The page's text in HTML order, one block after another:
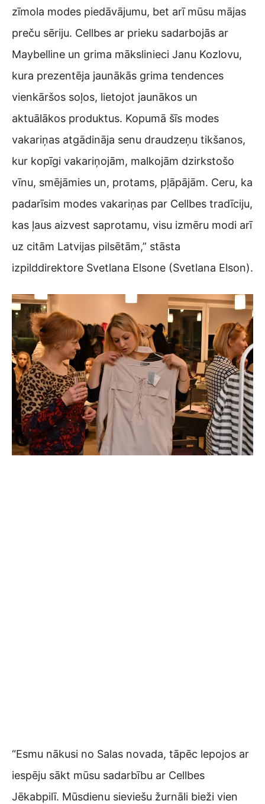
zīmola modes piedāvājumu, bet arī mūsu mājas
preču sēriju. Cellbes ar prieku sadarbojās ar
Maybelline un grima mākslinieci Janu Kozlovu,
kura prezentēja jaunākās grima tendences
vienkāršos soļos, lietojot jaunākos un
aktuālākos produktus. Kopumā šīs modes
vakariņas atgādināja senu draudzeņu tikšanos,
kur kopīgi vakariņojām, malkojām dzirkstošo
vīnu, smējāmies un, protams, pļāpājām. Ceru, ka
padarīsim modes vakariņas par Cellbes tradīciju,
kas ļaus aizvest saprotamu, visu izmēru modi arī
uz citām Latvijas pilsētām,” stāsta
izpilddirektore Svetlana Elsone (Svetlana Elson).
“Esmu nākusi no Salas novada, tāpēc lepojos ar
iespēju sākt mūsu sadarbību ar Cellbes
Jēkabpilī. Mūsdienu sieviešu žurnāli bieži vien